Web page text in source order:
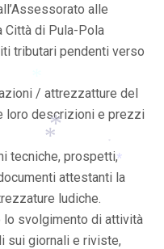
alle
Città di Pula-Pola
tributari pendenti verso
/ attrezzatture del
loro descrizioni e prezzi
tecniche, prospetti,
attestanti la
ludiche.
svolgimento di attività
sui giornali e riviste,
* *
*
*
*